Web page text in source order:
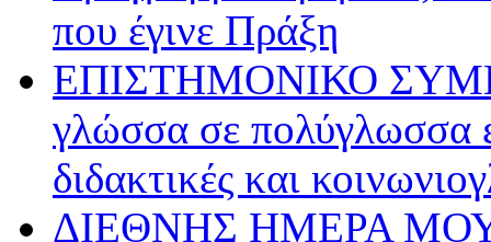
που έγινε Πράξη
ΕΠΙΣΤΗΜΟΝΙΚΟ
γλώσσα σε πολύγλωσσα
διδακτικές και
ΔΙΕΘΝΗΣ ΗΜΕΡΑ